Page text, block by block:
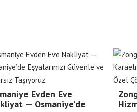
Evden Eve
— Osmaniye’de